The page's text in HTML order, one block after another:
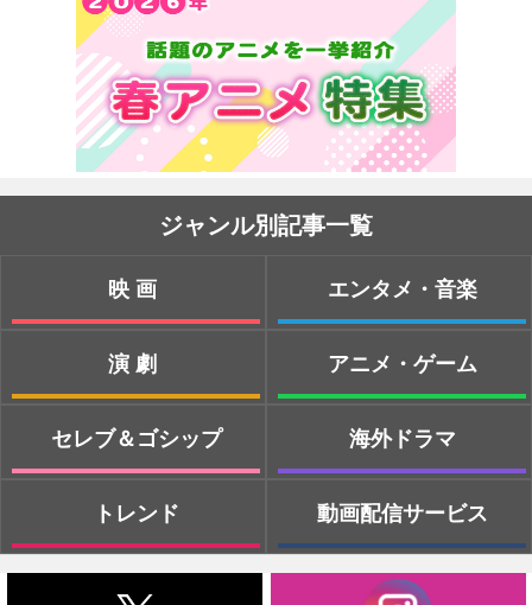
ジャンル別記事一覧
映画
演劇
セレブ＆ゴシップ
トレンド
エンタメ・音楽
アニメ・ゲーム
海外ドラマ
動画配信サービス